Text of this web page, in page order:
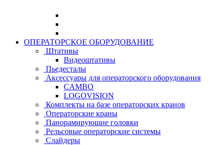
ОПЕРАТОРСКОЕ ОБОРУДОВАНИЕ
Штативы
Видеоштативы
Пьедесталы
Аксессуары для операторского оборудования
CAMBO
LOGOVISION
Комплекты на базе операторских кранов
Операторские краны
Панорамирующие головки
Рельсовые операторские системы
Слайдеры